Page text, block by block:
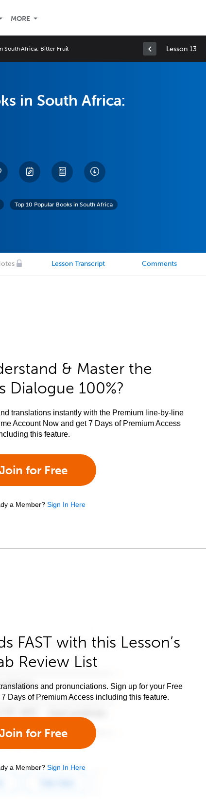
MORE
South Africa: Bitter Fruit Lesson 13
in South Africa:
Top 10 Popular Books in South Africa
Lesson Transcript Comments
& Master the
Dialogue 100%?
translations instantly with the Premium line-by-line
Account Now and get 7 Days of Premium Access
this feature.
for Free
a Member? Sign In Here
FAST with this Lesson’s
Review List
and pronunciations. Sign up for your Free
Days of Premium Access including this feature.
for Free
a Member? Sign In Here